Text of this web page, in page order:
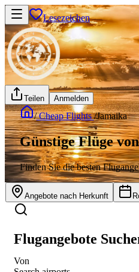
Lesezeichen
Teilen Anmelden
/Cheap Flights/Jamaika
Günstige Flüge
Finden Sie die besten
Angebote nach Herkunft
Flugangebote
Von